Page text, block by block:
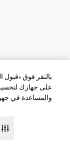
على جهازك
والمساعدة في